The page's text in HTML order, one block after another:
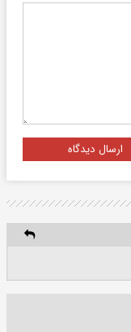
ارسال دیدگاه